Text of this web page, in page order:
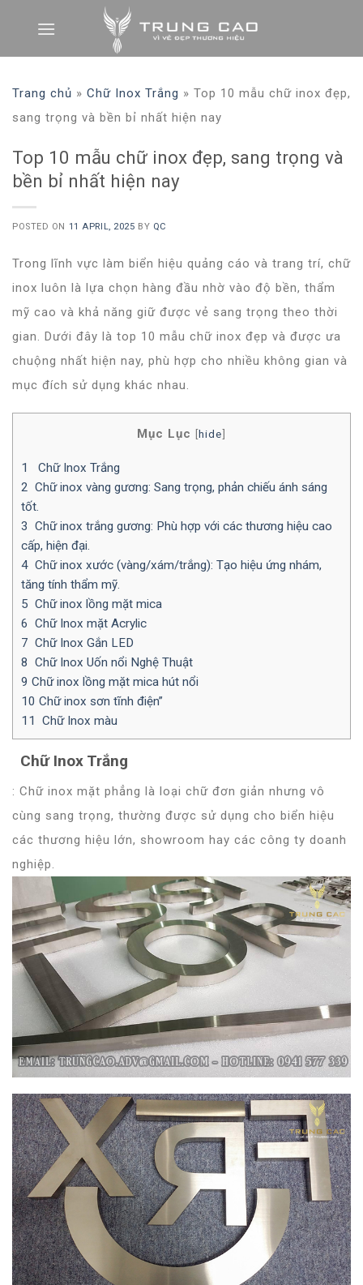
Trang chủ » Chữ Inox Trắng » Top 10 mẫu chữ inox đẹp,
sang trọng và bền bỉ nhất hiện nay
Top 10 mẫu chữ inox đẹp, sang trọng và
bền bỉ nhất hiện nay
POSTED ON 11 APRIL, 2025 BY QC
Trong lĩnh vực làm biển hiệu quảng cáo và trang trí, chữ
inox luôn là lựa chọn hàng đầu nhờ vào độ bền, thẩm
mỹ cao và khả năng giữ được vẻ sang trọng theo thời
gian. Dưới đây là top 10 mẫu chữ inox đẹp và được ưa
chuộng nhất hiện nay, phù hợp cho nhiều không gian và
mục đích sử dụng khác nhau.
Mục Lục [hide]
1
Chữ Inox Trắng
2 Chữ inox vàng gương: Sang trọng, phản chiếu ánh sáng
tốt.
3 Chữ inox trắng gương: Phù hợp với các thương hiệu cao
cấp, hiện đại.
4 Chữ inox xước (vàng/xám/trắng): Tạo hiệu ứng nhám,
tăng tính thẩm mỹ.
5 Chữ inox lồng mặt mica
6 Chữ Inox mặt Acrylic
7 Chữ Inox Gắn LED
8 Chữ Inox Uốn nổi Nghệ Thuật
9 Chữ inox lồng mặt mica hút nổi
10 Chữ inox sơn tĩnh điện”
11
Chữ Inox màu
Chữ Inox Trắng
: Chữ inox mặt phẳng là loại chữ đơn giản nhưng vô
cùng sang trọng, thường được sử dụng cho biển hiệu
các thương hiệu lớn, showroom hay các công ty doanh
nghiệp.